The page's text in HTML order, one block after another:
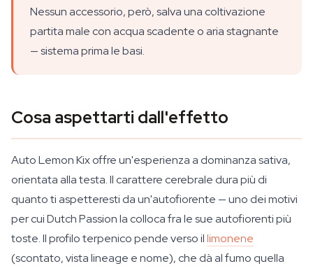
Nessun accessorio, però, salva una coltivazione
partita male con acqua scadente o aria stagnante
— sistema prima le basi.
Cosa aspettarti dall'effetto
Auto Lemon Kix offre un'esperienza a dominanza sativa,
orientata alla testa. Il carattere cerebrale dura più di
quanto ti aspetteresti da un'autofiorente — uno dei motivi
per cui Dutch Passion la colloca fra le sue autofiorenti più
toste. Il profilo terpenico pende verso illimonene
(scontato, vista lineage e nome), che dà al fumo quella